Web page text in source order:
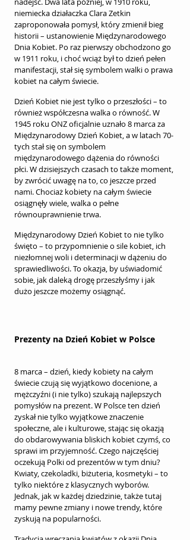
niemiecka działaczka Clara Zetkin
zaproponowała pomysł, który zmienił bieg
historii – ustanowienie Międzynarodowego
Dnia Kobiet. Po raz pierwszy obchodzono go
w 1911 roku, i choć wciąż był to dzień pełen
manifestacji, stał się symbolem walki o prawa
kobiet na całym świecie.
Dzień Kobiet nie jest tylko o przeszłości – to
również współczesna walka o równość. W
1945 roku ONZ oficjalnie uznało 8 marca za
Międzynarodowy Dzień Kobiet, a w latach 70-
tych stał się on symbolem
międzynarodowego dążenia do równości
płci. W dzisiejszych czasach to także moment,
by zwrócić uwagę na to, co jeszcze przed
nami. Chociaż kobiety na całym świecie
osiągnęły wiele, walka o pełne
równouprawnienie trwa.
Międzynarodowy Dzień Kobiet to nie tylko
święto – to przypomnienie o sile kobiet, ich
niezłomnej woli i determinacji w dążeniu do
sprawiedliwości. To okazja, by uświadomić
sobie, jak daleką drogę przeszłyśmy i jak
dużo jeszcze możemy osiągnąć.
Prezenty na Dzień Kobiet w Polsce
8 marca – dzień, kiedy kobiety na całym
świecie czują się wyjątkowo docenione, a
mężczyźni (i nie tylko) szukają najlepszych
pomysłów na prezent. W Polsce ten dzień
zyskał nie tylko wyjątkowe znaczenie
społeczne, ale i kulturowe, stając się okazją
do obdarowywania bliskich kobiet czymś, co
sprawi im przyjemność. Czego najczęściej
oczekują Polki od prezentów w tym dniu?
Kwiaty, czekoladki, biżuteria, kosmetyki – to
tylko niektóre z klasycznych wyborów.
Jednak, jak w każdej dziedzinie, także tutaj
mamy pewne zmiany i nowe trendy, które
zyskują na popularności.